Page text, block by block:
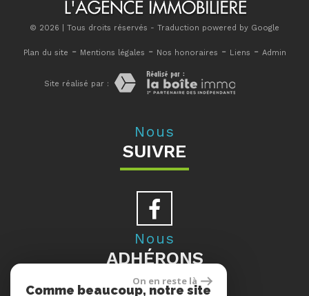
© 2026 | Tous droits réservés - Traduction powered by Google
Plan du site - Mentions légales - Nos honoraires - Liens - Admin
Site réalisé par :
Nous
SUIVRE
Nous
ADHÉRONS
On en reste là
Comme beaucoup, notre site